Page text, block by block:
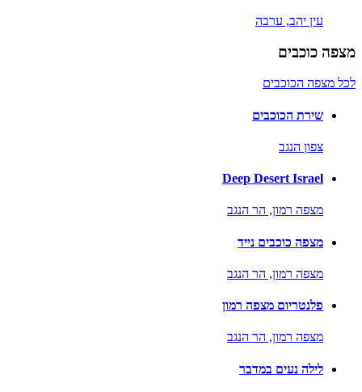
עין יהב, ערבה
מצפה כוכבים
לכל מצפה הכוכבים
שירת הכוכבים
צפון הנגב
Deep Desert Israel
מצפה רמון, הר הנגב
מצפה כוכבים נייד
מצפה רמון, הר הנגב
פלנטריום מצפה רמון
מצפה רמון, הר הנגב
לילה נעים במדבר